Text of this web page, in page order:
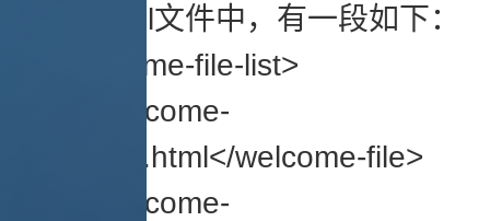
在web.xml文件中，有一段如下：
<welcome-file-list>
<welcome-
file>index.html</welcome-file>
<welcome-